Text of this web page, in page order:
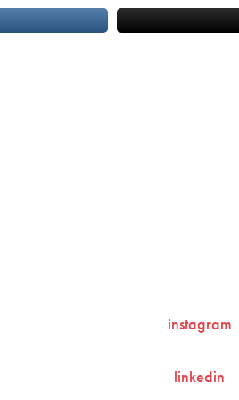
instagram
linkedin